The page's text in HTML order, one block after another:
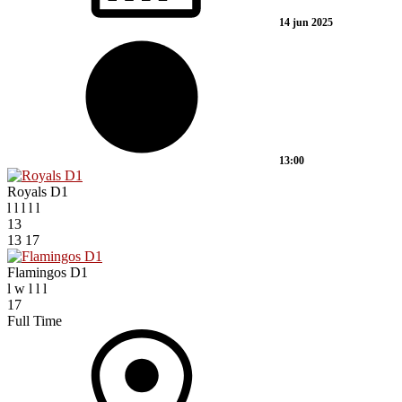
14 jun 2025
13:00
Royals D1
l l l l l
13
13 17
Flamingos D1
l w l l l
17
Full Time